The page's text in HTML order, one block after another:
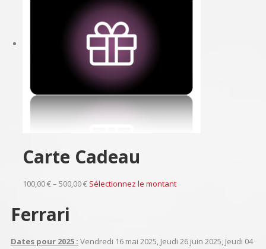
Carte Cadeau
100,00 € – 500,00 € Sélectionnez le montant
Ferrari
Dates pour 2025 : Vendredi 16 mai 2025, Jeudi 26 juin 2025, Jeudi 04